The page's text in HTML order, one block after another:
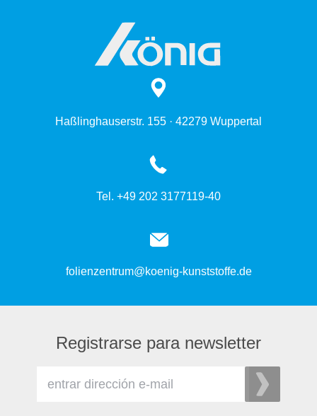
Haßlinghauserstr. 155 · 42279 Wuppertal
Tel. +49 202 3177119-40
folienzentrum@koenig-kunststoffe.de
Registrarse para newsletter